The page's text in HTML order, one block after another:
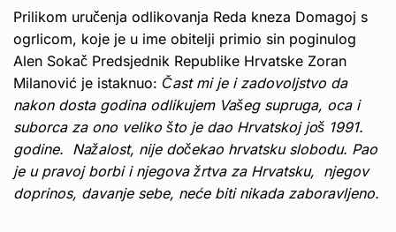
Prilikom uručenja odlikovanja Reda kneza Domagoj s
ogrlicom, koje je u ime obitelji primio sin poginulog
Alen Sokač Predsjednik Republike Hrvatske Zoran
Milanović je istaknuo: Čast mi je i zadovoljstvo da
nakon dosta godina odlikujem Vašeg supruga, oca i
suborca za ono veliko što je dao Hrvatskoj još 1991.
godine. Nažalost, nije dočekao hrvatsku slobodu. Pao
je u pravoj borbi i njegova žrtva za Hrvatsku, njegov
doprinos, davanje sebe, neće biti nikada zaboravljeno.